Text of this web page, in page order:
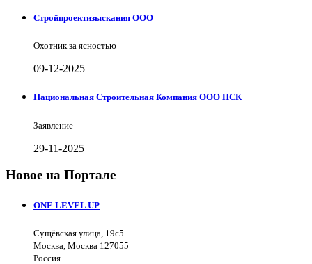
Стройпроектизыскания ООО
Охотник за ясностью
09-12-2025
Национальная Строительная Компания ООО НСК
Заявление
29-11-2025
Новое на Портале
ONE LEVEL UP
Сущёвская улица, 19с5
Москва, Москва 127055
Россия